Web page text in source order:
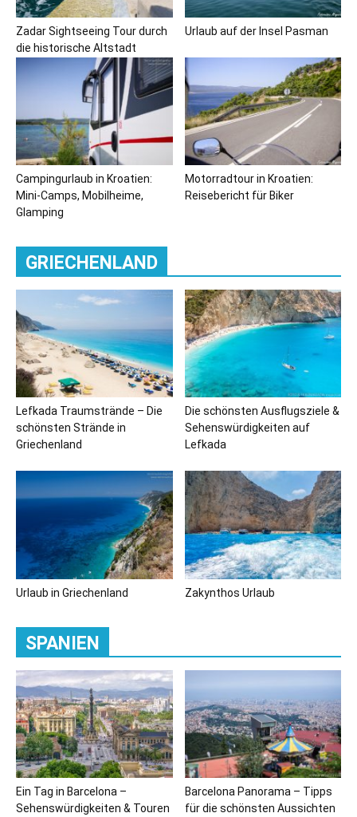
Zadar Sightseeing Tour durch
die historische Altstadt
Urlaub auf der Insel Pasman
Campingurlaub in Kroatien:
Mini-Camps, Mobilheime,
Glamping
Motorradtour in Kroatien:
Reisebericht für Biker
GRIECHENLAND
Lefkada Traumstrände – Die
schönsten Strände in
Griechenland
Die schönsten Ausflugsziele &
Sehenswürdigkeiten auf
Lefkada
Urlaub in Griechenland Zakynthos Urlaub
SPANIEN
Ein Tag in Barcelona –
Sehenswürdigkeiten & Touren
Barcelona Panorama – Tipps
für die schönsten Aussichten